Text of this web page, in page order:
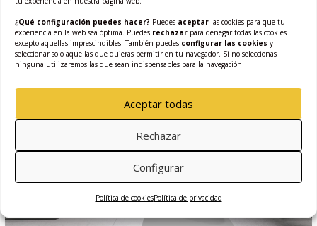
¿Qué configuración puedes hacer? Puedes aceptar las cookies para que tu
experiencia en la web sea óptima. Puedes rechazar para denegar todas las cookies
excepto aquellas imprescindibles. También puedes configurar las cookies y
seleccionar solo aquellas que quieras permitir en tu navegador. Si no seleccionas
ninguna utilizaremos las que sean indispensables para la navegación
Aceptar todas
Rechazar
Configurar
Política de cookiesPolítica de privacidad